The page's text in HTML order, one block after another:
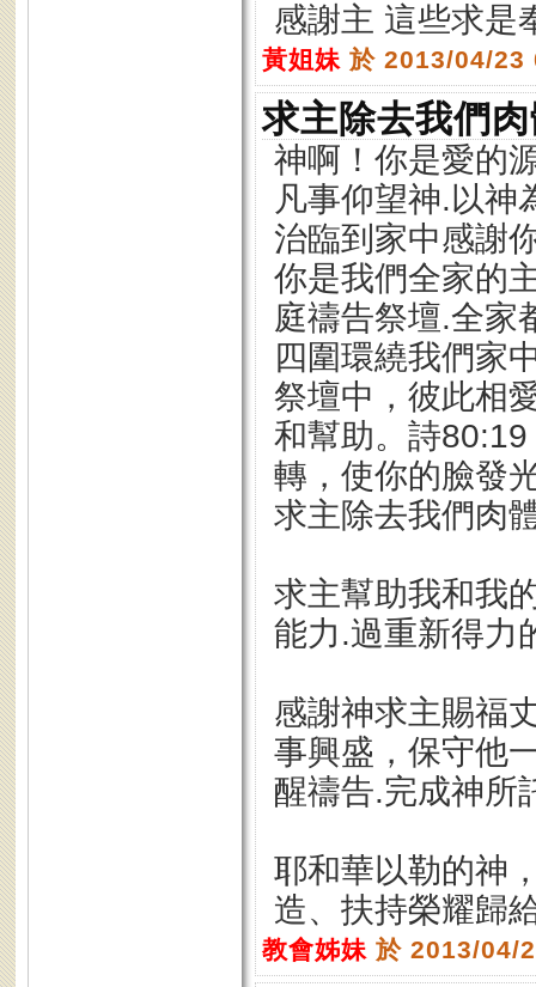
感謝主 這些求是
黃姐妹 於 2013/04/
求主除去我們
神啊！你是愛的
凡事仰望神.以神
治臨到家中感謝
你是我們全家的
庭禱告祭壇.全家
四圍環繞我們家
祭壇中，彼此相
和幫助。詩
轉，使你的臉發
求主除去我們肉
求主幫助我和我
能力.過重新得力
感謝神求主賜福
事興盛，保守他
醒禱告.完成神所
耶和華以勒的神
造、扶持榮耀歸
教會姊妹 於 2013/04/